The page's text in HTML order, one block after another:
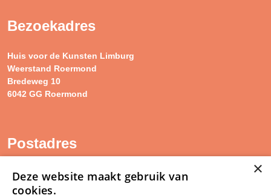
Bezoekadres
Huis voor de Kunsten Limburg
Weerstand Roermond
Bredeweg 10
6042 GG Roermond
Postadres
SAM Limburg
Postbus 203
×
Deze website maakt gebruik van
cookies.